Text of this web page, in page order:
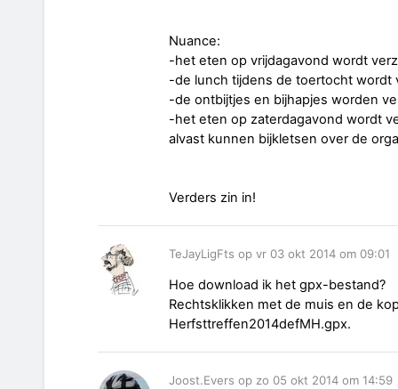
Nuance:
-het eten op vrijdagavond wordt
-de lunch tijdens de toertocht
-de ontbijtjes en bijhapjes worden
-het eten op zaterdagavond wordt
alvast kunnen bijkletsen over de
Verders zin in!
TeJayLigFts op vr 03 okt 2014 om 09:01
Hoe download ik het gpx-bestand?
Rechtsklikken met de muis en de
Herfsttreffen2014defMH.gpx.
Joost.Evers op zo 05 okt 2014 om 14:59